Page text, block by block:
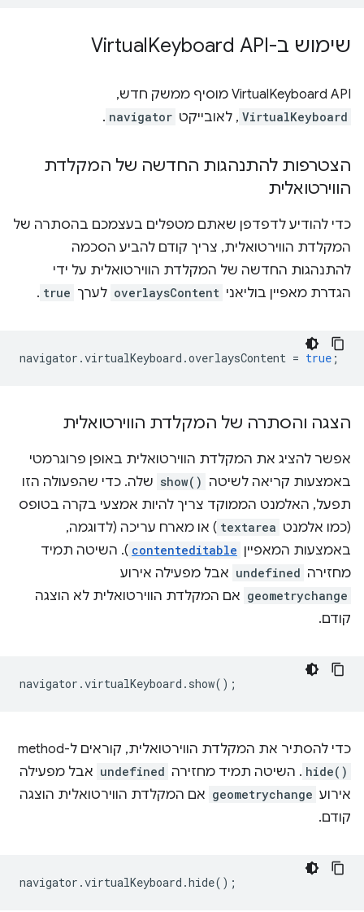
שימוש ב-VirtualKeyboard API
‫VirtualKeyboard API מוסיף ממשק חדש,
VirtualKeyboard , לאובייקט navigator
.
הצטרפות להתנהגות החדשה של המקלדת
הווירטואלית
כדי להודיע לדפדפן שאתם מטפלים בעצמכם בהסתרה של
המקלדת הווירטואלית, צריך קודם להביע הסכמה
להתנהגות החדשה של המקלדת הווירטואלית על ידי
הגדרת מאפיין בוליאני overlaysContent לערך true
.
navigator .virtualKeyboard .overlaysContent = true ;
הצגה והסתרה של המקלדת הווירטואלית
אפשר להציג את המקלדת הווירטואלית באופן פרוגרמטי
באמצעות קריאה לשיטה show() שלה. כדי שהפעולה הזו
תפעל, האלמנט הממוקד צריך להיות אמצעי בקרה בטופס
(כמו אלמנט textarea ) או מארח עריכה (לדוגמה,
באמצעות המאפיין contenteditable ). השיטה תמיד
מחזירה undefined אבל מפעילה אירוע
geometrychange אם המקלדת הווירטואלית לא הוצגה
קודם.
navigator .virtualKeyboard . show();
כדי להסתיר את המקלדת הווירטואלית, קוראים ל-method‏
hide() . השיטה תמיד מחזירה undefined אבל מפעילה
אירוע geometrychange אם המקלדת הווירטואלית הוצגה
קודם.
navigator .virtualKeyboard .hide();